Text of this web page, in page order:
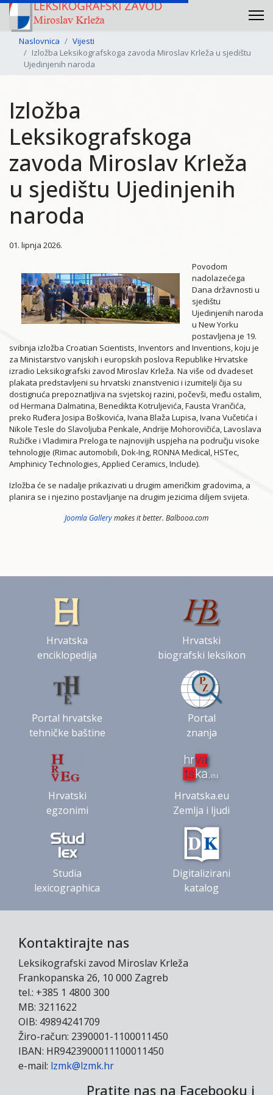
Naslovnica
Vijesti
Izložba Leksikografskoga zavoda Miroslav Krleža u sjedištu
Ujedinjenih naroda
Izložba
Leksikografskoga
zavoda Miroslav Krleža
u sjedištu Ujedinjenih
naroda
01. lipnja 2026.
Povodom
nadolazećega
Dana državnosti u
sjedištu
Ujedinjenih naroda
u New Yorku
postavljena je 19.
svibnja izložba Croatian Scientists, Inventors and Inventions, koju je
za Ministarstvo vanjskih i europskih poslova Republike Hrvatske
izradio Leksikografski zavod Miroslav Krleža. Na više od dvadeset
plakata predstavljeni su hrvatski znanstvenici i izumitelji čija su
dostignuća prepoznatljiva na svjetskoj razini, počevši, među ostalim,
od Hermana Dalmatina, Benedikta Kotruljevića, Fausta Vrančića,
preko Ruđera Josipa Boškovića, Ivana Blaža Lupisa, Ivana Vučetića i
Nikole Tesle do Slavoljuba Penkale, Andrije Mohorovičića, Lavoslava
Ružičke i Vladimira Preloga te najnovijih uspjeha na području visoke
tehnologije (Rimac automobili, Dok-Ing, RONNA Medical, HSTec,
Amphinicy Technologies, Applied Ceramics, Include).
Izložba će se nadalje prikazivati u drugim američkim gradovima, a
planira se i njezino postavljanje na drugim jezicima diljem svijeta.
Joomla Gallerymakes it better. Balbooa.com
Hrvatska
enciklopedija
Hrvatski
biografski leksikon
Portal hrvatske
tehničke baštine
Portal
znanja
Hrvatski
egzonimi
Hrvatska.eu
Zemlja i ljudi
Studia
lexicographica
Digitalizirani
katalog
Kontaktirajte nas
Leksikografski zavod Miroslav Krleža
Frankopanska 26, 10 000 Zagreb
tel.: +385 1 4800 300
MB: 3211622
OIB: 49894241709
Žiro-račun: 2390001-1100011450
IBAN: HR9423900011100011450
e-mail: lzmk@lzmk.hr
Pratite nas na Facebooku i